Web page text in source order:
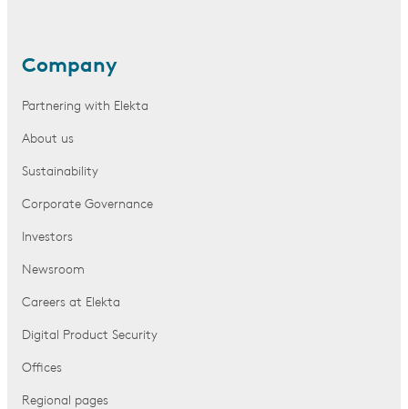
Company
Partnering with Elekta
About us
Sustainability
Corporate Governance
Investors
Newsroom
Careers at Elekta
Digital Product Security
Offices
Regional pages